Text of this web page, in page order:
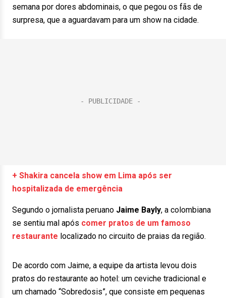
semana por dores abdominais, o que pegou os fãs de
surpresa, que a aguardavam para um show na cidade.
+ Shakira cancela show em Lima após ser
hospitalizada de emergência
Segundo o jornalista peruano Jaime Bayly, a colombiana
se sentiu mal após comer pratos de um famoso
restaurante localizado no circuito de praias da região.
De acordo com Jaime, a equipe da artista levou dois
pratos do restaurante ao hotel: um ceviche tradicional e
um chamado “Sobredosis”, que consiste em pequenas